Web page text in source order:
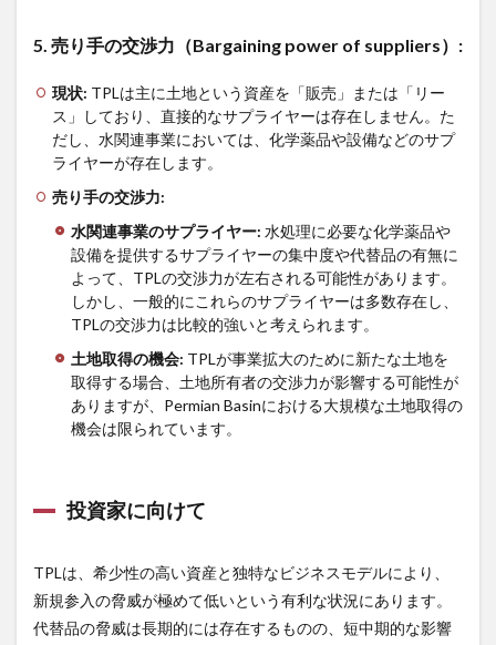
5. 売り手の交渉力（Bargaining power of suppliers） :
現状: TPLは主に土地という資産を「販売」または「リー
ス」しており、直接的なサプライヤーは存在しません。た
だし、水関連事業においては、化学薬品や設備などのサプ
ライヤーが存在します。
売り手の交渉力:
水関連事業のサプライヤー: 水処理に必要な化学薬品や
設備を提供するサプライヤーの集中度や代替品の有無に
よって、TPLの交渉力が左右される可能性があります。
しかし、一般的にこれらのサプライヤーは多数存在し、
TPLの交渉力は比較的強いと考えられます。
土地取得の機会: TPLが事業拡大のために新たな土地を
取得する場合、土地所有者の交渉力が影響する可能性が
ありますが、Permian Basinにおける大規模な土地取得の
機会は限られています。
投資家に向けて
TPLは、希少性の高い資産と独特なビジネスモデルにより、
新規参入の脅威が極めて低いという有利な状況にあります。
代替品の脅威は長期的には存在するものの、短中期的な影響